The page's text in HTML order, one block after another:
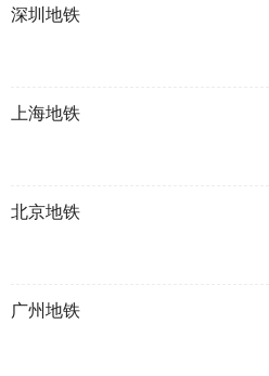
深圳地铁
上海地铁
北京地铁
广州地铁